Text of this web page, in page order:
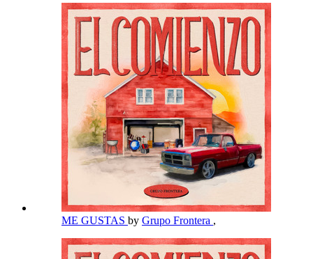
ME GUSTAS by Grupo Frontera ,